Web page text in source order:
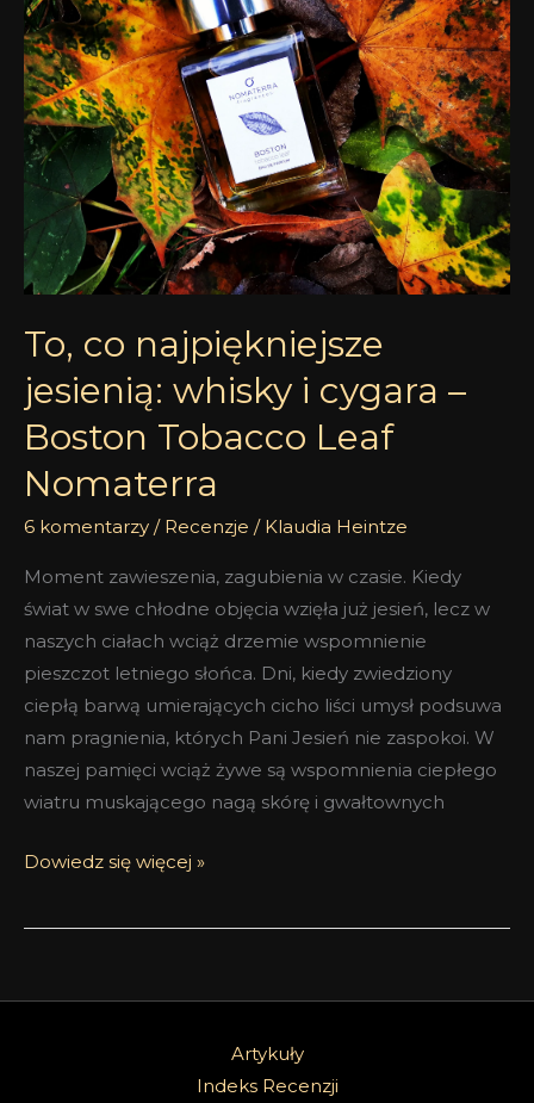
To, co najpiękniejsze
jesienią: whisky i cygara –
Boston Tobacco Leaf
Nomaterra
6 komentarzy / Recenzje / Klaudia Heintze
Moment zawieszenia, zagubienia w czasie. Kiedy
świat w swe chłodne objęcia wzięła już jesień, lecz w
naszych ciałach wciąż drzemie wspomnienie
pieszczot letniego słońca. Dni, kiedy zwiedziony
ciepłą barwą umierających cicho liści umysł podsuwa
nam pragnienia, których Pani Jesień nie zaspokoi. W
naszej pamięci wciąż żywe są wspomnienia ciepłego
wiatru muskającego nagą skórę i gwałtownych
jesienią:
whisky
cygara
–
Boston
Tobacco
Leaf
Nomaterra
Dowiedz się więcej »
Artykuły
Indeks Recenzji